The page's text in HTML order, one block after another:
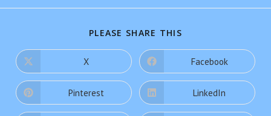
PLEASE SHARE THIS
X Facebook
Pinterest LinkedIn